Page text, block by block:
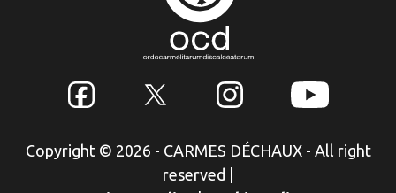
Copyright © 2026 - CARMES DÉCHAUX - All right
reserved